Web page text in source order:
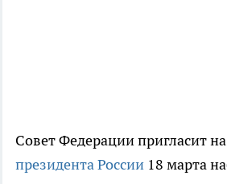
Совет Федерации пригласит на
президента России 18 марта